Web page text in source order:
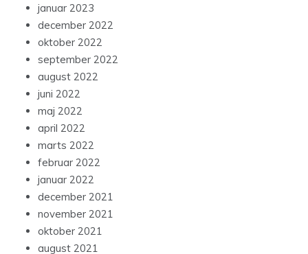
januar 2023
december 2022
oktober 2022
september 2022
august 2022
juni 2022
maj 2022
april 2022
marts 2022
februar 2022
januar 2022
december 2021
november 2021
oktober 2021
august 2021